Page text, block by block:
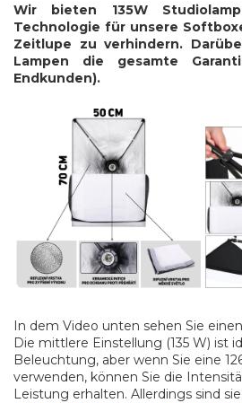
Wir bieten 135W
Technologie für unsere
Zeitlupe zu verhindern.
Lampen die gesamte
Endkunden).
In dem Video unten sehen Sie
Die mittlere Einstellung (135 W) ist
Beleuchtung, aber wenn Sie eine
verwenden, können Sie die
Leistung erhalten. Allerdings sind